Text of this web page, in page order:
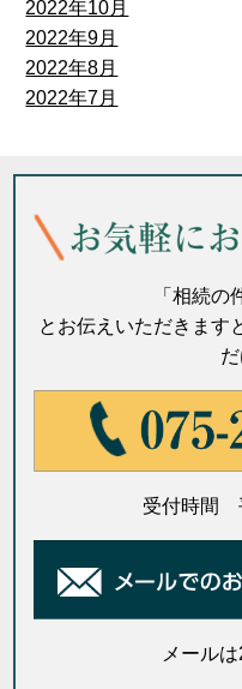
2022年10月
2022年9月
2022年8月
2022年7月
「相続の
とお伝えいただきます
だ
受付時間
メールは